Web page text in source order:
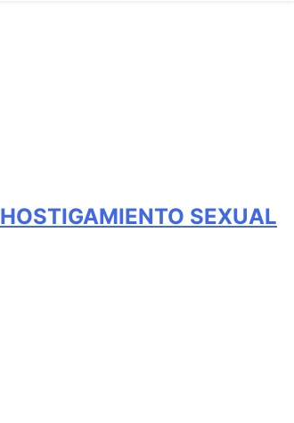
SEXUAL